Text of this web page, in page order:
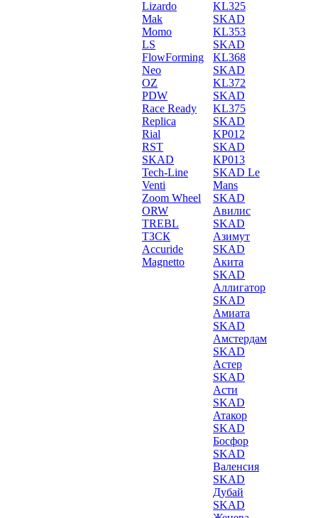
Lizardo
Mak
Momo
LS
FlowForming
Neo
OZ
PDW
Race Ready
Replica
Rial
RST
SKAD
Tech-Line
Venti
Zoom Wheel
ORW
TREBL
ТЗСК
Accuride
Magnetto
KL325
SKAD
KL353
SKAD
KL368
SKAD
KL372
SKAD
KL375
SKAD
KP012
SKAD
KP013
SKAD Le
Mans
SKAD
Авилис
SKAD
Азимут
SKAD
Акита
SKAD
Аллигатор
SKAD
Амиата
SKAD
Амстердам
SKAD
Астер
SKAD
Асти
SKAD
Атакор
SKAD
Босфор
SKAD
Валенсия
SKAD
Дубай
SKAD